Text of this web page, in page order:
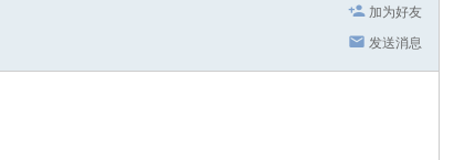
加为好友
发送消息